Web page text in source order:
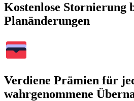
Kostenlose Stornierung
Planänderungen
Verdiene Prämien für
wahrgenommene